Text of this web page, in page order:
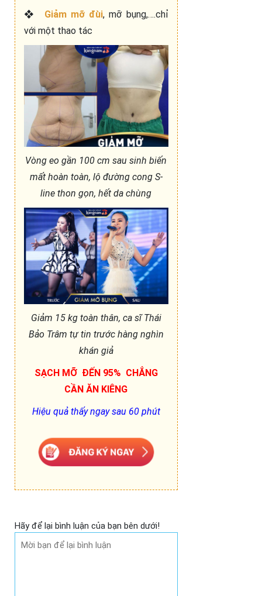
❖ Giảm mỡ đùi, mỡ bụng,….chỉ
với một thao tác
Vòng eo gần 100 cm sau sinh biến
mất hoàn toàn, lộ đường cong S-
line thon gọn, hết da chùng
Giảm 15 kg toàn thân, ca sĩ Thái
Bảo Trâm tự tin trước hàng nghìn
khán giả
SẠCH MỠ ĐẾN 95% CHẲNG
CẦN ĂN KIÊNG
Hiệu quả thấy ngay sau 60 phút
Hãy để lại bình luận của bạn bên dưới!